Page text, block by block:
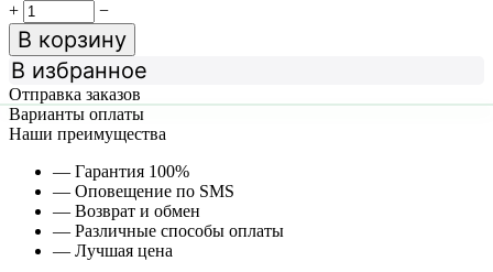
+
−
В корзину
В избранное
Отправка заказов
Варианты оплаты
Наши преимущества
— Гарантия 100%
— Оповещение по SMS
— Возврат и обмен
— Различные способы оплаты
— Лучшая цена